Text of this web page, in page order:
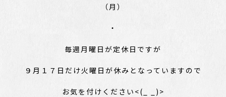
（月）
・
毎週月曜日が定休日ですが
９月１７日だけ火曜日が休みとなっていますので
お気を付けください<(_ _)>